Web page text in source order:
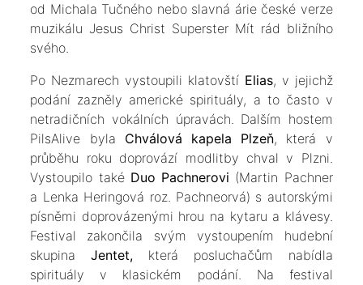
od Michala Tučného nebo slavná árie české verze
muzikálu Jesus Christ Superster Mít rád bližního
svého.
Po Nezmarech vystoupili klatovští Elias, v jejichž
podání zazněly americké spirituály, a to často v
netradičních vokálních úpravách. Dalším hostem
PilsAlive byla Chválová kapela Plzeň, která v
průběhu roku doprovází modlitby chval v Plzni.
Vystoupilo také Duo Pachnerovi (Martin Pachner
a Lenka Heringová roz. Pachneorvá) s autorskými
písněmi doprovázenými hrou na kytaru a klávesy.
Festival zakončila svým vystoupením hudební
skupinaJentet, která posluchačům nabídla
spirituály v klasickém podání. Na festival